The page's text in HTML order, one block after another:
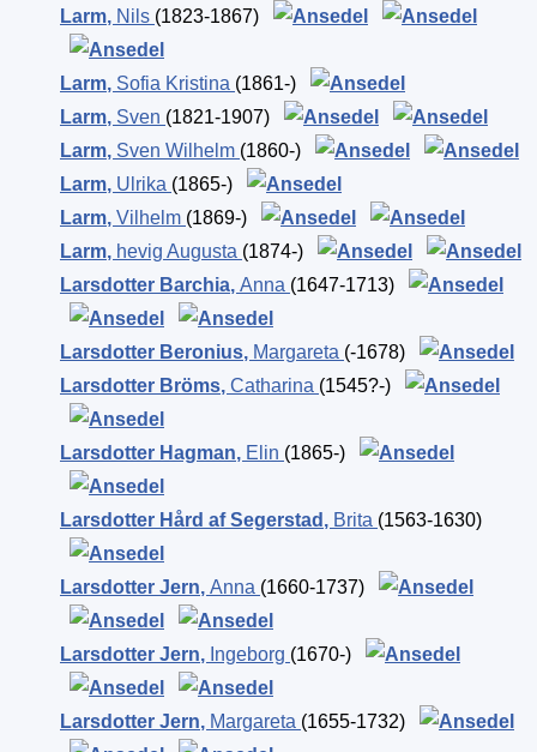
Larm, Nils (1823-1867)
Larm, Sofia Kristina (1861-)
Larm, Sven (1821-1907)
Larm, Sven Wilhelm (1860-)
Larm, Ulrika (1865-)
Larm, Vilhelm (1869-)
Larm, hevig Augusta (1874-)
Larsdotter Barchia, Anna (1647-1713)
Larsdotter Beronius, Margareta (-1678)
Larsdotter Bröms, Catharina (1545?-)
Larsdotter Hagman, Elin (1865-)
Larsdotter Hård af Segerstad , Brita (1563-1630)
Larsdotter Jern, Anna (1660-1737)
Larsdotter Jern, Ingeborg (1670-)
Larsdotter Jern, Margareta (1655-1732)